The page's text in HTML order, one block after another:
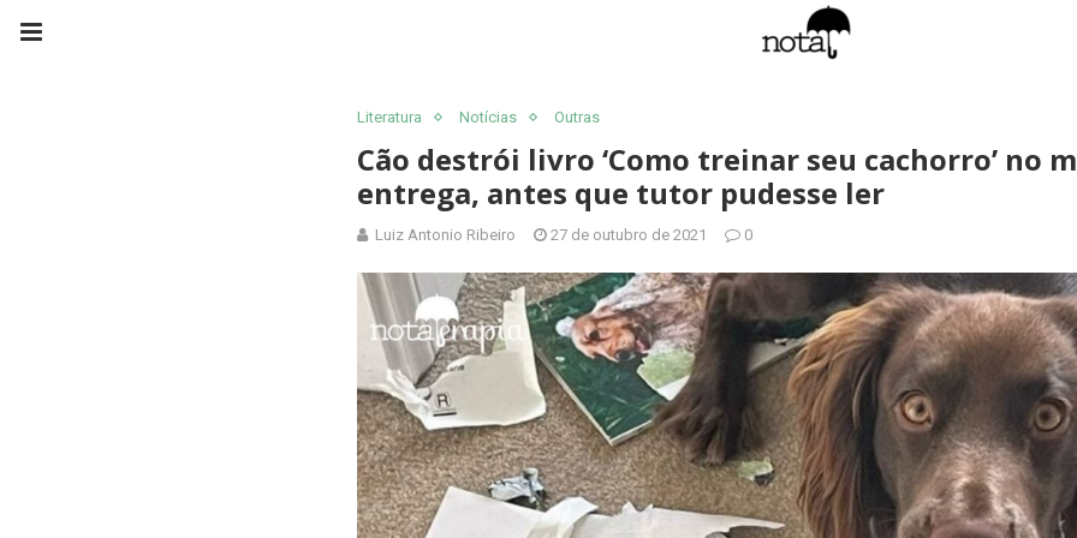
Literatura Notícias Outras
Cão destrói livro ‘Como treinar seu cachorro’ no
entrega, antes que tutor pudesse ler
Luiz Antonio Ribeiro 27 de outubro de 2021 0